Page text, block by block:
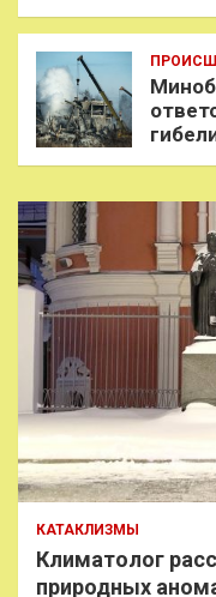
КАТАКЛИЗМЫ
Климатолог
природных